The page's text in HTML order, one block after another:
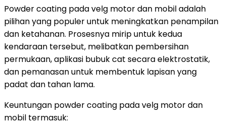
Powder coating pada velg motor dan mobil adalah
pilihan yang populer untuk meningkatkan penampilan
dan ketahanan. Prosesnya mirip untuk kedua
kendaraan tersebut, melibatkan pembersihan
permukaan, aplikasi bubuk cat secara elektrostatik,
dan pemanasan untuk membentuk lapisan yang
padat dan tahan lama.
Keuntungan powder coating pada velg motor dan
mobil termasuk: